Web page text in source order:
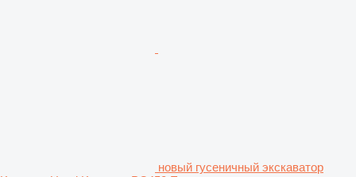
новый гусеничный экскаватор